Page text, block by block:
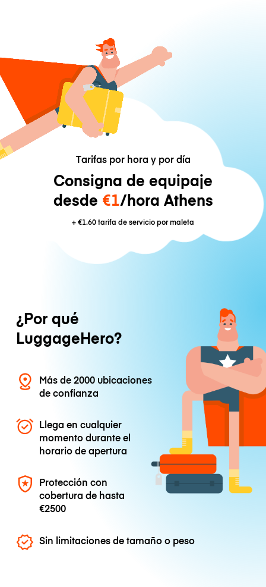
Tarifas por hora y por día
Consigna de equipaje
desde €1/hora Athens
+€1.60tarifa de servicio por maleta
¿Por qué
LuggageHero?
Más de 2000 ubicaciones
de confianza
Llega en cualquier
momento durante el
horario de apertura
Protección con
cobertura de hasta
€2500
Sin limitaciones de tamaño o peso